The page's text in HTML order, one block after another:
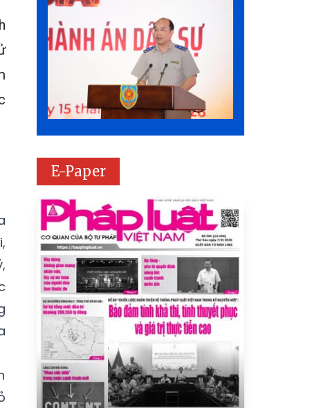
E-Paper